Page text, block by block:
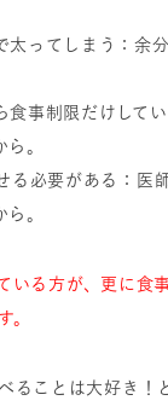
太ってしまう：余
食事制限だけして
。
る必要がある：医
。
いる方が、更に食
。
ることは大好き！